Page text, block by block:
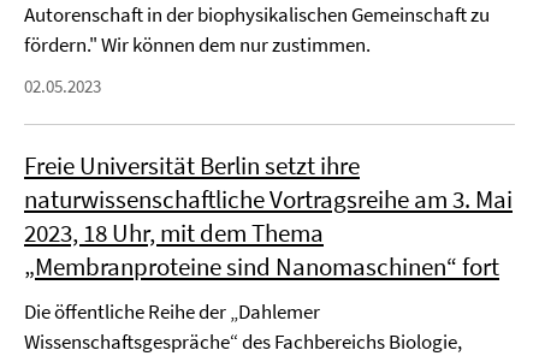
Autorenschaft in der biophysikalischen Gemeinschaft zu
fördern." Wir können dem nur zustimmen.
02.05.2023
Freie Universität Berlin setzt ihre
naturwissenschaftliche Vortragsreihe am 3. Mai
2023, 18 Uhr, mit dem Thema
„Membranproteine sind Nanomaschinen“ fort
Die öffentliche Reihe der „Dahlemer
Wissenschaftsgespräche“ des Fachbereichs Biologie,